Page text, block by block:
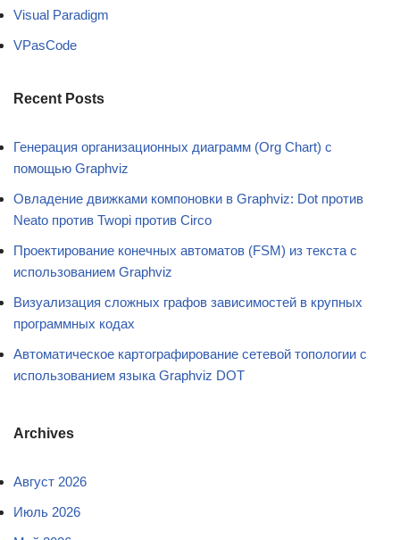
Visual Paradigm
VPasCode
Recent Posts
Генерация организационных диаграмм (Org Chart) с
помощью Graphviz
Овладение движками компоновки в Graphviz: Dot против
Neato против Twopi против Circo
Проектирование конечных автоматов (FSM) из текста с
использованием Graphviz
Визуализация сложных графов зависимостей в крупных
программных кодах
Автоматическое картографирование сетевой топологии с
использованием языка Graphviz DOT
Archives
Август 2026
Июль 2026